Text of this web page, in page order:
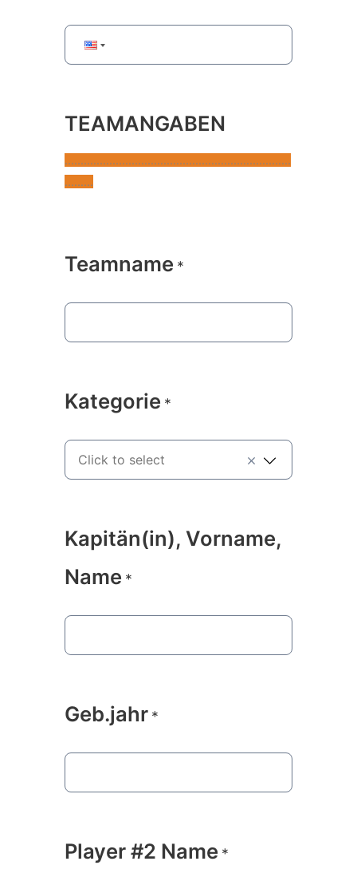
TEAMANGABEN
.......................................................................
.........
Teamname *
Kategorie *
Kapitän(in), Vorname,
Name *
Geb.jahr *
Player #2 Name *